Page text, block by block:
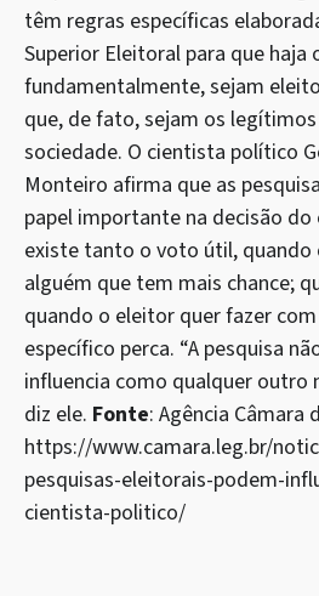
têm regras específicas
Superior Eleitoral para que haja
fundamentalmente, sejam
que, de fato, sejam os
sociedade. O cientista político
Monteiro afirma que as
papel importante na decisão do
existe tanto o voto útil, quando
alguém que tem mais chance;
quando o eleitor quer fazer
específico perca. “A pesquisa
influencia como qualquer outro
diz ele. Fonte: Agência Câmara
https://www.camara.leg.br/
pesquisas-eleitorais-podem-
cientista-politico/